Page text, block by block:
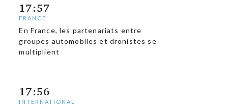
17:57
FRANCE
En France, les partenariats entre
groupes automobiles et dronistes se
multiplient
17:56
INTERNATIONAL